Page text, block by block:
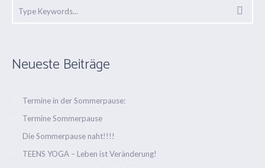
Neueste Beiträge
Termine in der Sommerpause:
Termine Sommerpause
Die Sommerpause naht!!!!
TEENS YOGA – Leben ist Veränderung!